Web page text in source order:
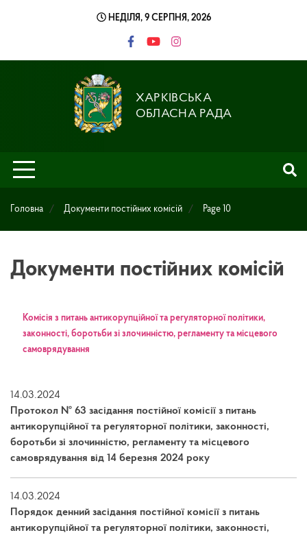
НЕДІЛЯ, 9 СЕРПНЯ, 2026
ХАРКІВСЬКА
ОБЛАСНА РАДА
Головна Документи постійних комісій Page 10
Документи постійних комісій
Комісія з питань антикорупційної та регуляторної політики,
законності, боротьби зі злочинністю, регламенту та місцевого
самоврядування
14.03.2024
Протокол № 63 засідання постійної комісії з питань
антикорупційної та регуляторної політики, законності,
боротьби зі злочинністю, регламенту та місцевого
самоврядування від 14 березня 2024 року
14.03.2024
Порядок денний засідання постійної комісії з питань
антикорупційної та регуляторної політики, законності,